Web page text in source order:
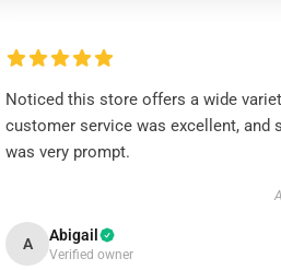
Noticed this store offers a wide
customer service was excellent, and
was very prompt.
A Abigail
Verified owner